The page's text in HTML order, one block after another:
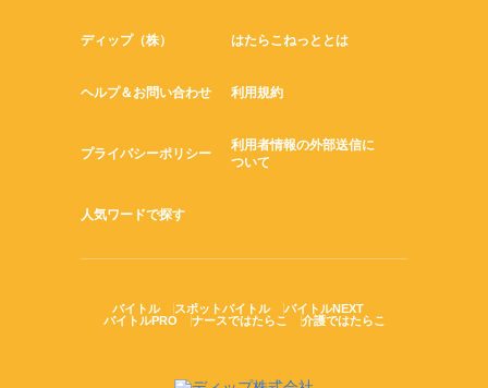
ディップ（株） はたらこねっととは
ヘルプ＆お問い合わせ 利用規約
プライバシーポリシー
利用者情報の外部送信に
ついて
人気ワードで探す
バイトル スポットバイトル
バイトルNEXT
バイトルPRO
ナースではたらこ 介護ではたらこ